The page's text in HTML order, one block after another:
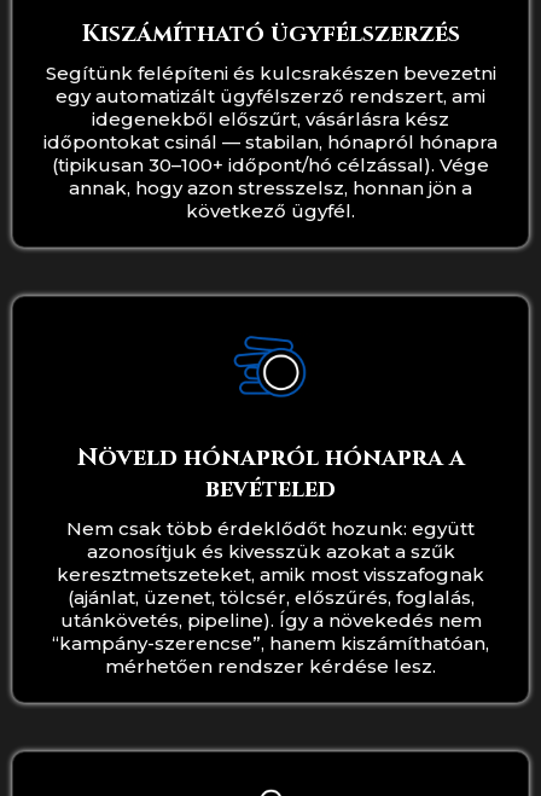
Kiszámítható ügyfélszerzés
Segítünk felépíteni és kulcsrakészen bevezetni
egy automatizált ügyfélszerző rendszert, ami
idegenekből előszűrt, vásárlásra kész
időpontokat csinál — stabilan, hónapról hónapra
(tipikusan 30–100+ időpont/hó célzással). Vége
annak, hogy azon stresszelsz, honnan jön a
következő ügyfél.
Növeld hónapról hónapra a
bevételed
Nem csak több érdeklődőt hozunk: együtt
azonosítjuk és kivesszük azokat a szűk
keresztmetszeteket, amik most visszafognak
(ajánlat, üzenet, tölcsér, előszűrés, foglalás,
utánkövetés, pipeline). Így a növekedés nem
“kampány-szerencse”, hanem kiszámíthatóan,
mérhetően rendszer kérdése lesz.